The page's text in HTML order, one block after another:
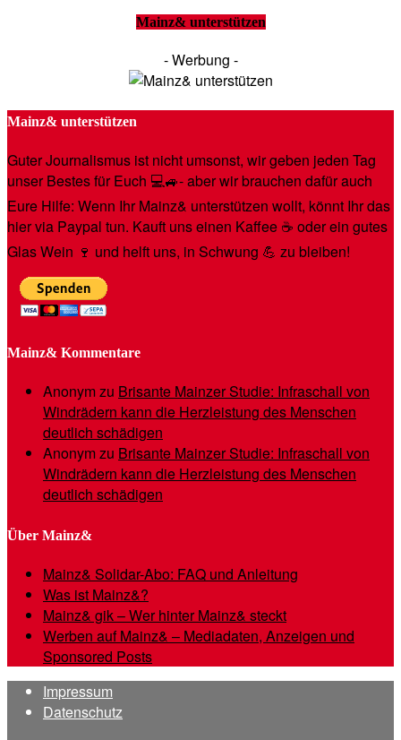
Mainz& unterstützen
- Werbung -
Mainz& unterstützen
Guter Journalismus ist nicht umsonst, wir geben jeden Tag
unser Bestes für Euch 💻🚙- aber wir brauchen dafür auch
Eure Hilfe: Wenn Ihr Mainz& unterstützen wollt, könnt Ihr das
hier via Paypal tun. Kauft uns einen Kaffee ☕️ oder ein gutes
Glas Wein 🍷 und helft uns, in Schwung 💪 zu bleiben!
Mainz& Kommentare
Anonymzu Brisante Mainzer Studie: Infraschall von
Windrädern kann die Herzleistung des Menschen
deutlich schädigen
Anonymzu Brisante Mainzer Studie: Infraschall von
Windrädern kann die Herzleistung des Menschen
deutlich schädigen
Über Mainz&
Mainz& Solidar-Abo: FAQ und Anleitung
Was ist Mainz&?
Mainz& gik – Wer hinter Mainz& steckt
Werben auf Mainz& – Mediadaten, Anzeigen und
Sponsored Posts
Impressum
Datenschutz